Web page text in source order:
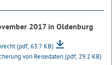
2017 in Oldenburg
(pdf, 63.7 KB)
von Reisedaten(pdf, 29.2 KB)